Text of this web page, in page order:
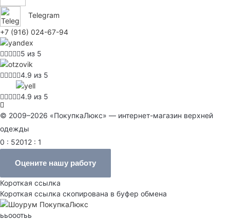
Telegram
+7 (916) 024-67-94
5 из 5
4.9 из 5
4.9 из 5
© 2009–2026 «ПокупкаЛюкс» — интернет-магазин верхней
одежды
0 : 52012 : 1
Оцените нашу работу
Короткая ссылка
Короткая ссылка скопирована в буфер обмена
ььооотьь